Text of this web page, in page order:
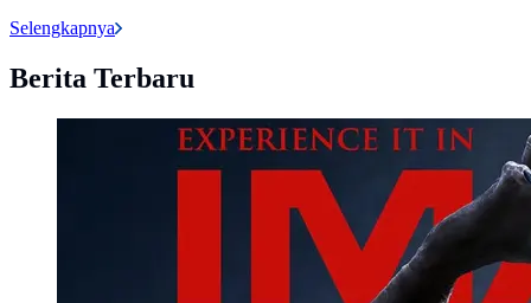
Selengkapnya
Berita Terbaru